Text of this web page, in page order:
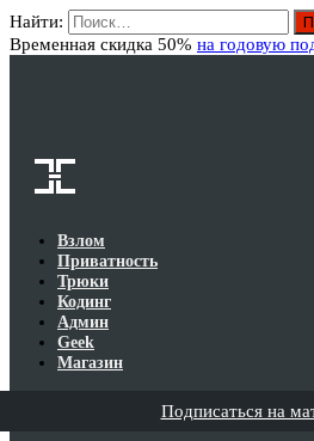
Найти:
Временная скидка 50% на годовую
Взлом
Приватность
Трюки
Кодинг
Админ
Geek
Магазин
Подписаться на